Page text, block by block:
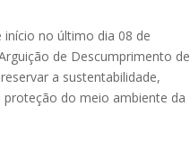
início no último dia 08 de
de Descumprimento de
a sustentabilidade,
do meio ambiente da